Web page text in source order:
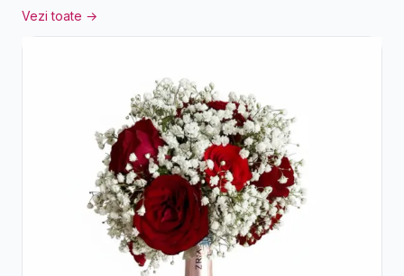
Vezi toate →